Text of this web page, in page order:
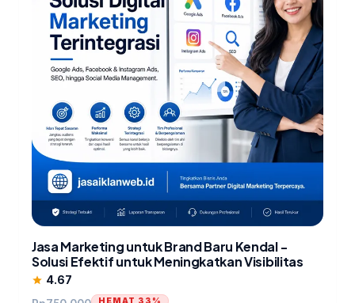
Jasa Marketing untuk Brand Baru Kendal -
Solusi Efektif untuk Meningkatkan Visibilitas
star 4.67
HEMAT 33%